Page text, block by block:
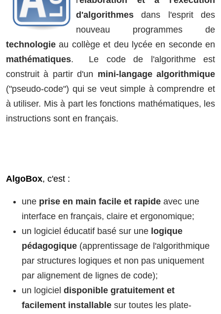
d'algorithmes dans l'esprit des
nouveau programmes de
technologie au collège et deu lycée en seconde en
mathématiques. Le code de l'algorithme est
construit à partir d'un mini-langage algorithmique
("pseudo-code") qui se veut simple à comprendre et
à utiliser. Mis à part les fonctions mathématiques, les
instructions sont en français.
AlgoBox, c'est :
une prise en main facile et rapide avec une
interface en français, claire et ergonomique;
un logiciel éducatif basé sur une logique
pédagogique (apprentissage de l'algorithmique
par structures logiques et non pas uniquement
par alignement de lignes de code);
un logiciel disponible gratuitement et
facilement installable sur toutes les plate-